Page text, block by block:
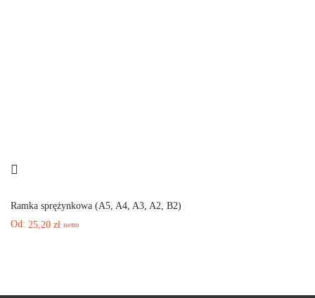
Ramka sprężynkowa (A5, A4, A3, A2, B2)
Od: 25,20 zł netto